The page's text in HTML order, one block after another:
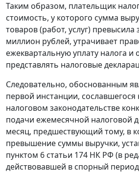
Таким образом, плательщик
стоимость, у которого сумма
товаров (работ, услуг) превысила
миллион рублей, утрачивает
ежеквартальную уплату налога и
представлять налоговые
Следовательно, обоснованным
первой инстанции, сославшегося
налоговом законодательстве
подачи ежемесячной налоговой
месяц, предшествующий тому, в
превышение суммы выручки,
пунктом 6 статьи 174 НК РФ (в
действовавшей в спорный